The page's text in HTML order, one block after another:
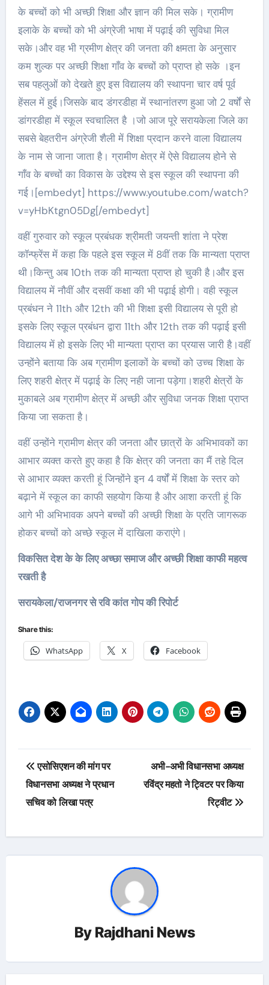
के बच्चों को भी अच्छी शिक्षा और ज्ञान की मिल सके। ग्रामीण
इलाके के बच्चों को भी अंग्रेजी भाषा में पढ़ाई की सुविधा मिल
सके।और वह भी ग्रमीण क्षेत्र की जनता की क्षमता के अनुसार
कम शुल्क पर अच्छी शिक्षा गाँव के बच्चों को प्राप्त हो सके ।इन
सब पहलुओं को देखते हुए इस विद्यालय की स्थापना चार वर्ष पूर्व
हेंसल में हुई।जिसके बाद डंगरडीहा में स्थानांतरण हुआ जो 2 वर्षों से
डांगरडीहा में स्कूल स्वचालित है ।जो आज पूरे सरायकेला जिले का
सबसे बेहतरीन अंग्रेजी शैली में शिक्षा प्रदान करने वाला विद्यालय
के नाम से जाना जाता है। ग्रामीण क्षेत्र में ऐसे विद्यालय होने से
गाँव के बच्चों का विकास के उद्देश्य से इस स्कूल की स्थापना की
गई।[embedyt] https://www.youtube.com/watch?
v=yHbKtgn05Dg[/embedyt]
वहीं गुरुवार को स्कूल प्रबंधक श्रीमती जयन्ती शांता ने प्रेश
कॉन्फ्रेंस में कहा कि पहले इस स्कूल में 8वीं तक कि मान्यता प्राप्त
थी।किन्तु अब 10th तक की मान्यता प्राप्त हो चुकी है।और इस
विद्यालय में नौवीं और दसवीं कक्षा की भी पढ़ाई होगी। वही स्कूल
प्रबंधन ने 11th और 12th की भी शिक्षा इसी विद्यालय से पूरी हो
इसके लिए स्कूल प्रबंधन द्वारा 11th और 12th तक की पढ़ाई इसी
विद्यालय में हो इसके लिए भी मान्यता प्राप्त का प्रयास जारी है।वहीं
उन्होंने बताया कि अब ग्रामीण इलाकों के बच्चों को उच्च शिक्षा के
लिए शहरी क्षेत्र में पढ़ाई के लिए नही जाना पड़ेगा।शहरी क्षेत्रों के
मुकाबले अब ग्रामीण क्षेत्र में अच्छी और सुविधा जनक शिक्षा प्राप्त
किया जा सकता है।
वहीं उन्होंने ग्रामीण क्षेत्र की जनता और छात्रों के अभिभावकों का
आभार व्यक्त करते हुए कहा है कि क्षेत्र की जनता का मैं तहे दिल
से आभार व्यक्त करती हूं जिन्होंने इन 4 वर्षों में शिक्षा के स्तर को
बढ़ाने में स्कूल का काफी सहयोग किया है और आशा करती हूं कि
आगे भी अभिभावक अपने बच्चों की अच्छी शिक्षा के प्रति जागरूक
होकर बच्चों को अच्छे स्कूल में दाखिला कराएंगे।
विकसित देश के के लिए अच्छा समाज और अच्छी शिक्षा काफी महत्व
रखती है
सरायकेला/राजनगर से रवि कांत गोप की रिपोर्ट
Share this:
WhatsApp X Facebook
Post
navigation
एसोसिएशन की मांग पर
विधानसभा अध्यक्ष ने प्रधान
सचिव को लिखा पत्र
अभी-अभी विधानसभा अध्यक्ष
रविंद्र महतो ने ट्विटर पर किया
रिट्वीट
By Rajdhani News